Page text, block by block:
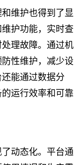
维护也得到了显
护功能，实时查
理故障。通过机
性维护，减少设
能通过数据分
运行效率和可靠
动态化。平台通